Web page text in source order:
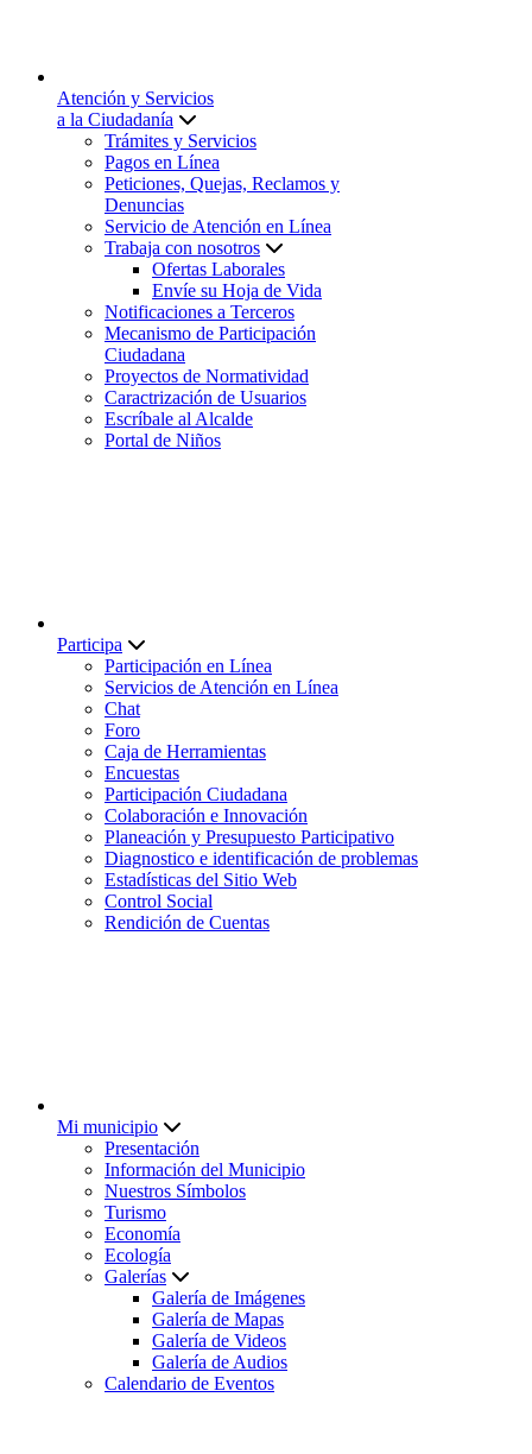
Atención y Servicios
a la Ciudadanía
Trámites y Servicios
Pagos en Línea
Peticiones, Quejas, Reclamos y
Denuncias
Servicio de Atención en Línea
Trabaja con nosotros
Ofertas Laborales
Envíe su Hoja de Vida
Notificaciones a Terceros
Mecanismo de Participación
Ciudadana
Proyectos de Normatividad
Caractrización de Usuarios
Escríbale al Alcalde
Portal de Niños
Participa
Participación en Línea
Servicios de Atención en Línea
Chat
Foro
Caja de Herramientas
Encuestas
Participación Ciudadana
Colaboración e Innovación
Planeación y Presupuesto Participativo
Diagnostico e identificación de problemas
Estadísticas del Sitio Web
Control Social
Rendición de Cuentas
Mi municipio
Presentación
Información del Municipio
Nuestros Símbolos
Turismo
Economía
Ecología
Galerías
Galería de Imágenes
Galería de Mapas
Galería de Videos
Galería de Audios
Calendario de Eventos